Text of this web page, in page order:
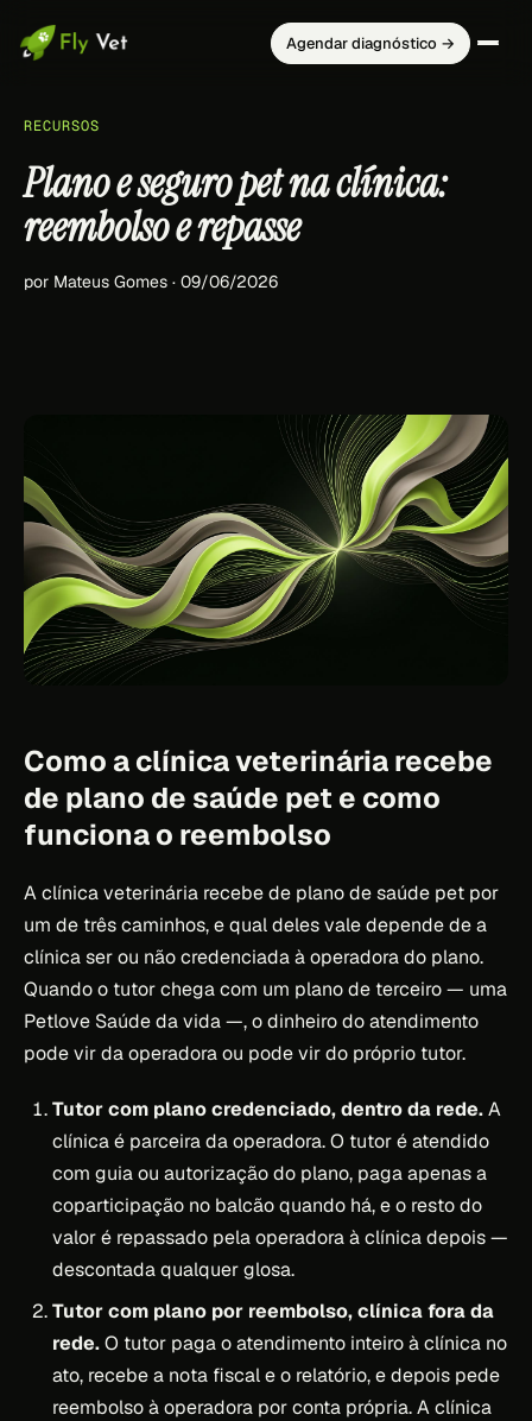
Agendar diagnóstico →
RECURSOS
Plano e seguro pet na clínica:
reembolso e repasse
por Mateus Gomes · 09/06/2026
Como a clínica veterinária recebe
de plano de saúde pet e como
funciona o reembolso
A clínica veterinária recebe de plano de saúde pet por
um de três caminhos, e qual deles vale depende de a
clínica ser ou não credenciada à operadora do plano.
Quando o tutor chega com um plano de terceiro — uma
Petlove Saúde da vida —, o dinheiro do atendimento
pode vir da operadora ou pode vir do próprio tutor.
Tutor com plano credenciado, dentro da rede.A
clínica é parceira da operadora. O tutor é atendido
com guia ou autorização do plano, paga apenas a
coparticipação no balcão quando há, e o resto do
valor é repassado pela operadora à clínica depois —
descontada qualquer glosa.
Tutor com plano por reembolso, clínica fora da
rede.O tutor paga o atendimento inteiro à clínica no
ato, recebe a nota fiscal e o relatório, e depois pede
reembolso à operadora por conta própria. A clínica